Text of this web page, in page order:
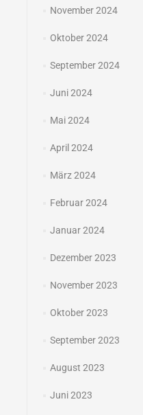
November 2024
Oktober 2024
September 2024
Juni 2024
Mai 2024
April 2024
März 2024
Februar 2024
Januar 2024
Dezember 2023
November 2023
Oktober 2023
September 2023
August 2023
Juni 2023